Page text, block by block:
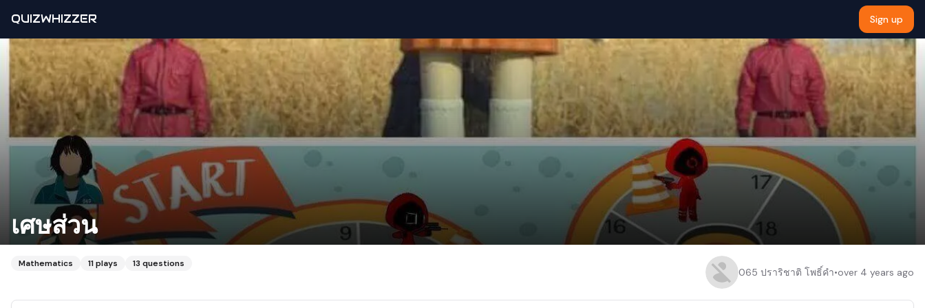
QUIZWHIZZER Sign up
เศษส่วน
Mathematics 11plays 13 questions
065 ปราริชาติ โพธิ์คํา•over 4 years ago